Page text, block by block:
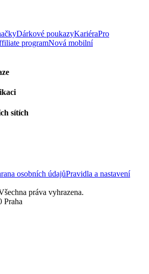
Dárkové poukazyKariéraPro
programNová mobilní
sítích
osobních údajůPravidla a nastavení
práva vyhrazena.
Praha